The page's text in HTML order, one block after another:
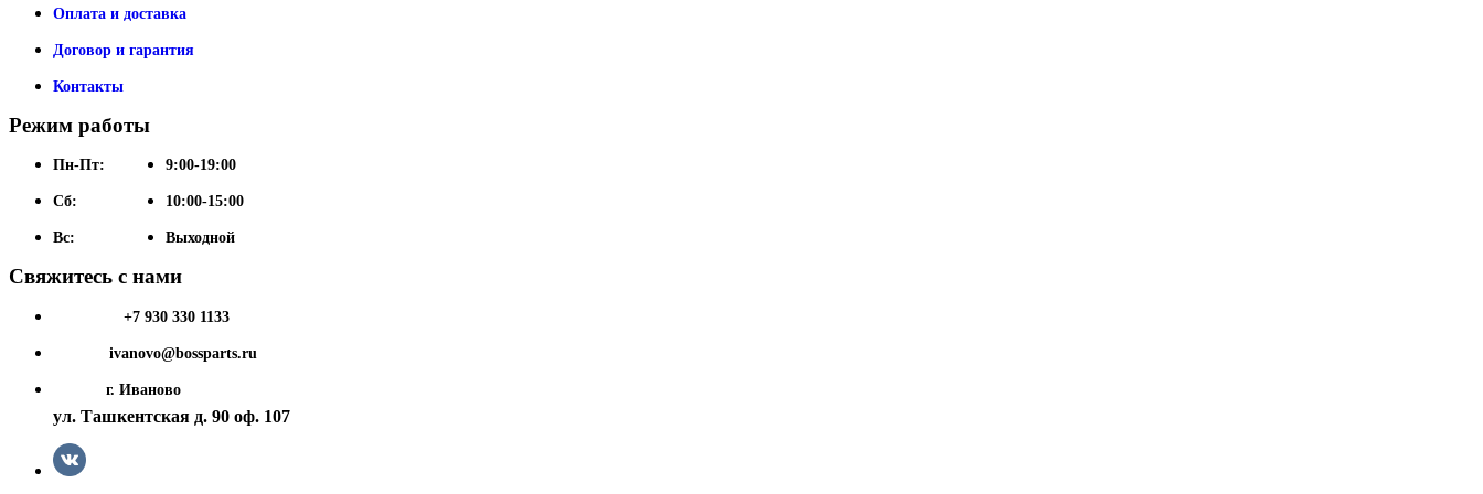
Оплата и доставка
Договор и гарантия
Контакты
Режим работы
Пн-Пт:
Сб:
Вс:
9:00-19:00
10:00-15:00
Выходной
Свяжитесь с нами
+7 930 330 1133
ivanovo@bossparts.ru
г. Иваново
ул. Ташкентская д. 90 оф. 107